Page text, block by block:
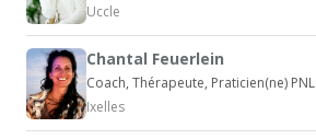
Uccle
Chantal Feuerlein
Coach, Thérapeute, Praticien(ne) PNL
Ixelles